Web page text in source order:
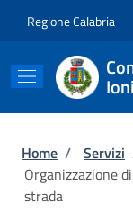
Regione Calabria
Briciole
Home / Servizi
Organizzazione
strada